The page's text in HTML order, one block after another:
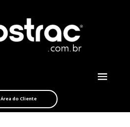
Área do Cliente